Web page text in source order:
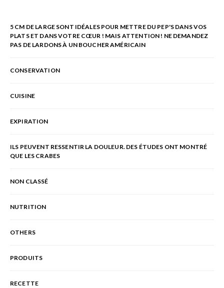
5 CM DE LARGE SONT IDÉALES POUR METTRE DU PEP'S DANS VOS
PLATS ET DANS VOTRE CŒUR ! MAIS ATTENTION ! NE DEMANDEZ
PAS DE LARDONS À UN BOUCHER AMÉRICAIN
CONSERVATION
CUISINE
EXPIRATION
ILS PEUVENT RESSENTIR LA DOULEUR. DES ÉTUDES ONT MONTRÉ
QUE LES CRABES
NON CLASSÉ
NUTRITION
OTHERS
PRODUITS
RECETTE